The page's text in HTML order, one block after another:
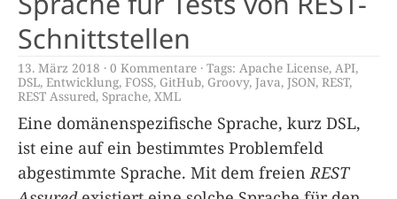
Schnittstellen
13. März 2018 0 Kommentare Tags: Apache License, API,
DSL, Entwicklung, FOSS, GitHub, Groovy, Java, JSON, REST,
REST Assured, Sprache, XML
Eine domänenspezifische Sprache, kurz DSL,
ist eine auf ein bestimmtes Problemfeld
abgestimmte Sprache. Mit dem freienREST